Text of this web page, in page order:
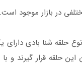
در بازار موجود
حلقه شنا بادی
این حلقه قرار گیرند